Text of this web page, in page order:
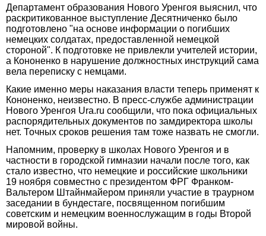
Департамент образования Нового Уренгоя выяснил, что
раскритикованное выступление Десятниченко было
подготовлено "на основе информации о погибших
немецких солдатах, предоставленной немецкой
стороной". К подготовке не привлекли учителей истории,
а Кононенко в нарушение должностных инструкций сама
вела переписку с немцами.
Какие именно меры наказания власти теперь применят к
Кононенко, неизвестно. В пресс-службе администрации
Нового Уренгоя Ura.ru сообщили, что пока официальных
распорядительных документов по замдиректора школы
нет. Точных сроков решения там тоже назвать не смогли.
Напомним, проверку в школах Нового Уренгоя и в
частности в городской гимназии начали после того, как
стало известно, что немецкие и российские школьники
19 ноября совместно с президентом ФРГ Франком-
Вальтером Штайнмайером приняли участие в траурном
заседании в бундестаге, посвященном погибшим
советским и немецким военнослужащим в годы Второй
мировой войны.